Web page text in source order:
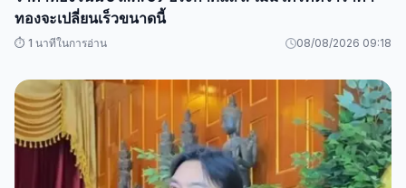
ทองจะเปลี่ยนเร็วขนาดนี้
⏱️ 1 นาทีในการอ่าน 08/08/2026 09:18